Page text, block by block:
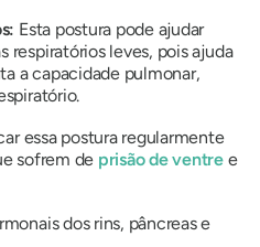
Esta postura pode ajudar
respiratórios leves, pois ajuda
a capacidade pulmonar,
essa postura regularmente
sofrem de prisão de ventre e
dos rins, pâncreas e